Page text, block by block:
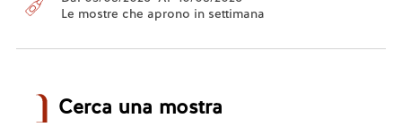
Le mostre che aprono in settimana
Cerca una mostra